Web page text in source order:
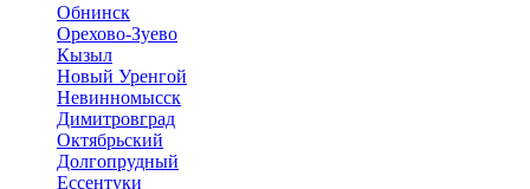
Обнинск
Орехово-Зуево
Кызыл
Новый Уренгой
Невинномысск
Димитровград
Октябрьский
Долгопрудный
Ессентуки